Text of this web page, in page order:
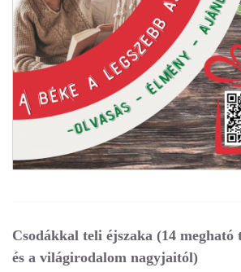
Csodákkal teli éjszaka (14
és a világirodalom nagyjaitól)